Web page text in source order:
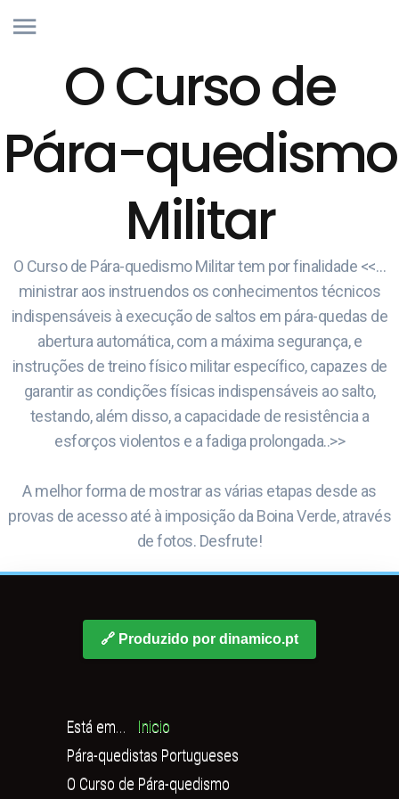
O Curso de
Pára-quedismo
Militar
O Curso de Pára-quedismo Militar tem por finalidade <<…
ministrar aos instruendos os conhecimentos técnicos
indispensáveis à execução de saltos em pára-quedas de
abertura automática, com a máxima segurança, e
instruções de treino físico militar específico, capazes de
garantir as condições físicas indispensáveis ao salto,
testando, além disso, a capacidade de resistência a
esforços violentos e a fadiga prolongada..>>
A melhor forma de mostrar as várias etapas desde as
provas de acesso até à imposição da Boina Verde, através
de fotos. Desfrute!
🔗 Produzido por dinamico.pt
Está em...
Inicio
Pára-quedistas Portugueses
O Curso de Pára-quedismo